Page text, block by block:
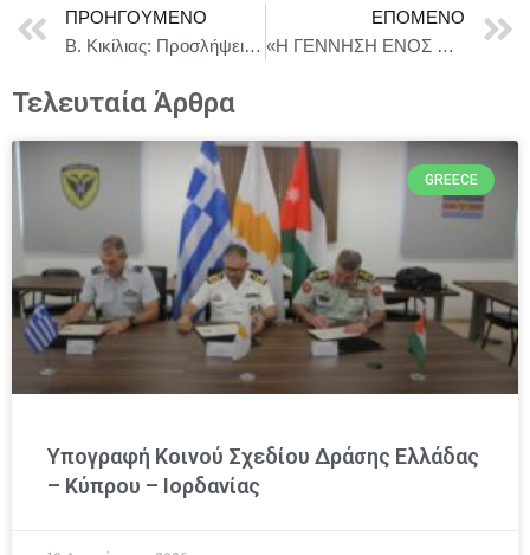
ΠΡΟΗΓΟΎΜΕΝΟ
Β. Κικίλιας: Προσλήψεις προσωπικού και ενίσχυση του εξοπλισμού του Λιμενικού Σώματος από την επόμενη σεζόν
ΕΠΌΜΕΝΟ
«Η ΓΕΝΝΗΣΗ ΕΝΟΣ ΦΑΣΙΣΤΑ Η ΑΠΟΛΟΓΙΑ ΤΟΥ ΘΕΟΦΙΛΟΥ ΤΣΑΦΟΥ» Του Νικου Κουνδουρου στο Θέατρο ΜΙΚΡΟΣ ΚΕΡΑΜΕΙΚΟΣ
Τελευταία Άρθρα
GREECE
Υπογραφή Κοινού Σχεδίου Δράσης Ελλάδας
– Κύπρου – Ιορδανίας